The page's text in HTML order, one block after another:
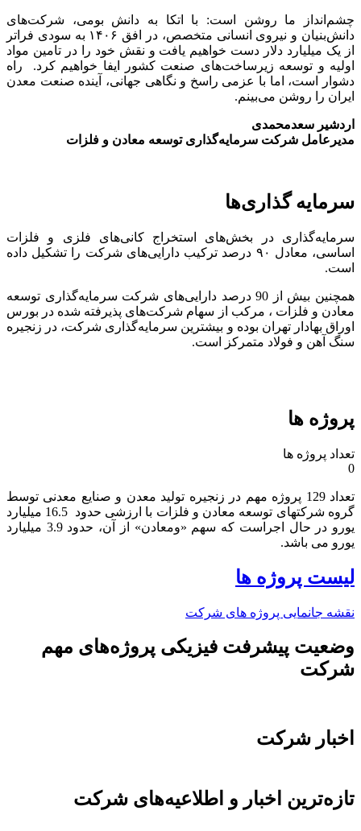
چشم‌انداز ما روشن است: با اتکا به دانش بومی، شرکت‌های
دانش‌بنیان و نیروی انسانی متخصص، در افق ۱۴۰۶ به سودی فراتر
از یک میلیارد دلار دست خواهیم یافت و نقش خود را در تامین مواد
اولیه و توسعه زیرساخت‌های صنعت کشور ایفا خواهیم کرد. راه
دشوار است، اما با عزمی راسخ و نگاهی جهانی، آینده صنعت معدن
ایران را روشن می‌بینم.
اردشیر سعدمحمدی
مدیرعامل شرکت سرمایه‌گذاری توسعه معادن و فلزات
سرمایه گذاری‌ها
سرمایه‌گذاری در بخش‌های استخراج کانی‌های فلزی و فلزات
اساسی، معادل ۹۰ درصد ترکیب دارایی‌های شرکت را تشکیل داده
است.
همچنین بیش از 90 درصد دارایی‌های شرکت سرمایه‌گذاری توسعه
معادن و فلزات ، مرکب از سهام شرکت‌های پذیرفته شده در بورس
اوراق بهادار تهران بوده و بیشترین سرمایه‌گذاری شرکت، در زنجیره
سنگ آهن و فولاد متمرکز است.
پروژه ها
تعداد پروژه ها
0
تعداد 129 پروژه مهم در زنجیره تولید معدن و صنایع معدنی توسط
گروه شرکتهای توسعه معادن و فلزات با ارزشی حدود 16.5 میلیارد
یورو در حال اجراست که سهم «ومعادن» از آن، حدود 3.9 میلیارد
یورو می باشد.​
لیست پروژه ها
نقشه جانمایی پروژه های شرکت
وضعیت پیشرفت فیزیکی پروژه‌های مهم
شرکت
اخبار شرکت
تازه‌ترین اخبار و اطلاعیه‌های شرکت